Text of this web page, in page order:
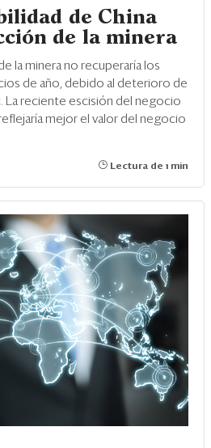
de China
de la minera
la minera no recuperaría los
de año, debido al deterioro de
La reciente escisión del negocio
mejor el valor del negocio
Lectura de 1 min